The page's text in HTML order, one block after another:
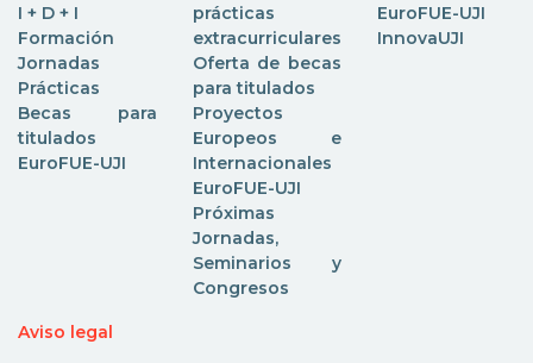
I + D + I
Formación
Jornadas
Prácticas
Becas para
titulados
EuroFUE-UJI
prácticas
extracurriculares
Oferta de becas
para titulados
Proyectos
Europeos e
Internacionales
EuroFUE-UJI
Próximas
Jornadas,
Seminarios y
Congresos
EuroFUE-UJI
InnovaUJI
Aviso legal